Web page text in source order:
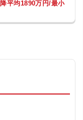
平均1890万円/最小